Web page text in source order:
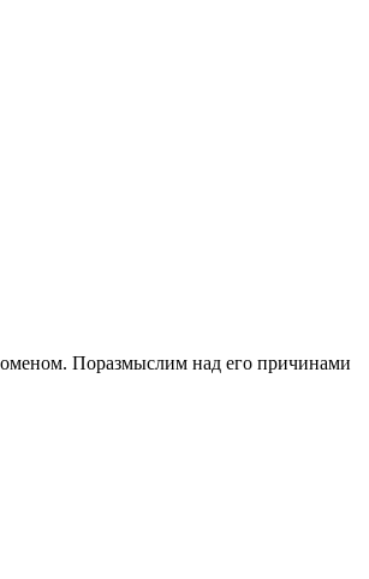
Поразмыслим над его причинами